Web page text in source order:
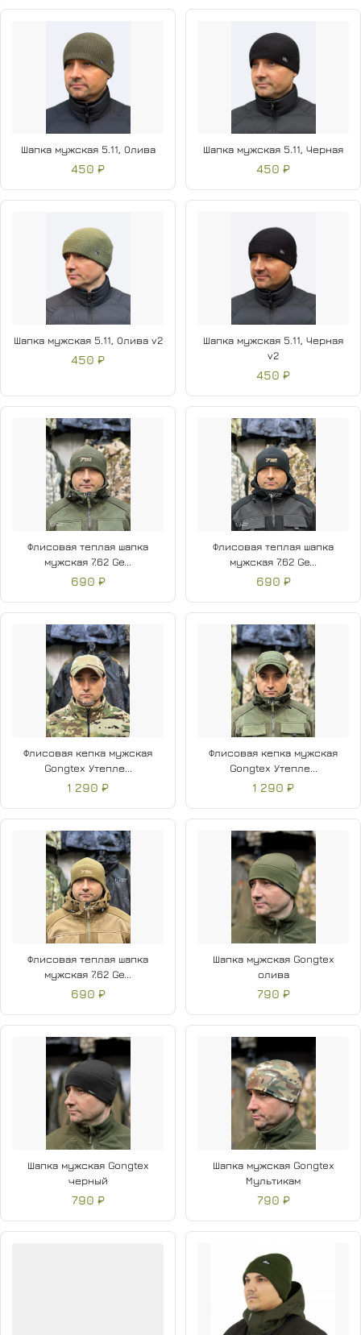
Шапка мужская 5.11, Олива
450 ₽
Шапка мужская 5.11, Черная
450 ₽
Шапка мужская 5.11, Олива v2
450 ₽
Шапка мужская 5.11, Черная
v2
450 ₽
Флисовая теплая шапка
мужская 7.62 Ge...
690 ₽
Флисовая теплая шапка
мужская 7.62 Ge...
690 ₽
Флисовая кепка мужская
Gongtex Утепле...
1 290 ₽
Флисовая кепка мужская
Gongtex Утепле...
1 290 ₽
Флисовая теплая шапка
мужская 7.62 Ge...
690 ₽
Шапка мужская Gongtex
олива
790 ₽
Шапка мужская Gongtex
черный
790 ₽
Шапка мужская Gongtex
Мультикам
790 ₽